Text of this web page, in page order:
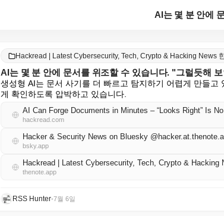
Hackread | Latest Cybersecurity, Tech, Crypto & Hacking News
AI는 몇 분 안에 문서를 위조할 수 있습니다. "그럴듯해
생성형 AI는 문서 사기를 더 빠르고 탐지하기 어렵게 만들
게 확인하도록 압박하고 있습니다.
AI Can Forge Documents in Minutes – “Looks Right” Is
hackread.com
Hacker & Security News on Bluesky
bsky.app
Hackread | Latest Cybersecurity, Tech, Crypto & Hacking
thenote.app
RSS Hunter•7월 6일